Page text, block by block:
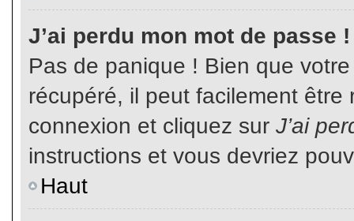
J’ai perdu mon mot de passe !
Pas de panique ! Bien que
récupéré, il peut facilement
connexion et cliquez sur J’ai
instructions et vous devriez
Haut